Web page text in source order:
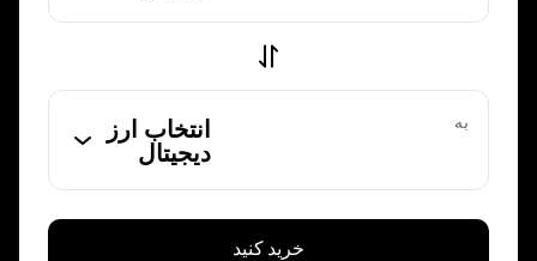
به
انتخاب ارز
دیجیتال
خرید کنید